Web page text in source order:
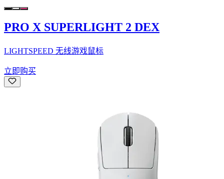
PRO X SUPERLIGHT 2 DEX
LIGHTSPEED 无线游戏鼠标
立即购买